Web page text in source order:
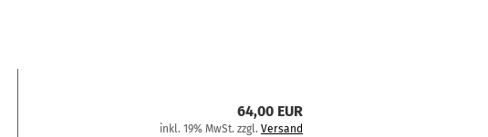
64,00 EUR
inkl. 19% MwSt. zzgl. Versand